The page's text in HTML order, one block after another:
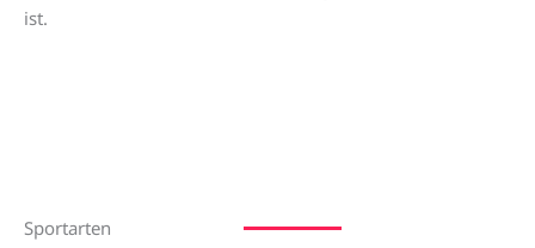
ist.
Sportarten